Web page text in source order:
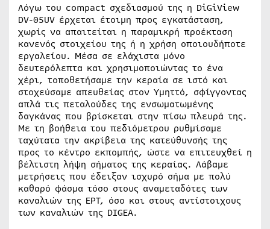
Λόγω του compact σχεδιασμού της η DiGiView
DV-05UV έρχεται έτοιμη προς εγκατάσταση,
χωρίς να απαιτείται η παραμικρή προέκταση
κανενός στοιχείου της ή η χρήση οποιουδήποτε
εργαλείου. Μέσα σε ελάχιστα μόνο
δευτερόλεπτα και χρησιμοποιώντας το ένα
χέρι, τοποθετήσαμε την κεραία σε ιστό και
στοχεύσαμε απευθείας στον Υμηττό, σφίγγοντας
απλά τις πεταλούδες της ενσωματωμένης
δαγκάνας που βρίσκεται στην πίσω πλευρά της.
Με τη βοήθεια του πεδιόμετρου ρυθμίσαμε
ταχύτατα την ακρίβεια της κατεύθυνσής της
προς το κέντρο εκπομπής, ώστε να επιτευχθεί η
βέλτιστη λήψη σήματος της κεραίας. Λάβαμε
μετρήσεις που έδειξαν ισχυρό σήμα με πολύ
καθαρό φάσμα τόσο στους αναμεταδότες των
καναλιών της ΕΡΤ, όσο και στους αντίστοιχους
των καναλιών της DIGEA.